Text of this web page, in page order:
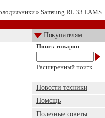
» Samsung RL 33 EAMS
Покупателям
Поиск товаров
Расширенный поиск
Новости техники
Помощь
Полезные советы